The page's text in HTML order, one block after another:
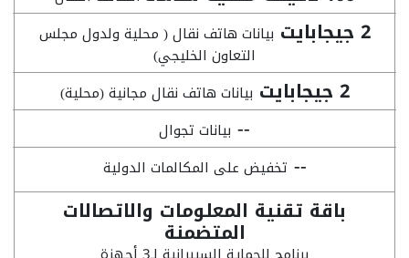
2 جيجابايت
بيانات هاتف نقال ( محلية ولدول مجلس
التعاون الخليجي)
2 جيجابايت بيانات هاتف نقال مجانية (محلية)
-- بيانات تجوال
-- تخفيض على المكالمات الدولية
باقة تقنية المعلومات والاتصالات
المتضمنة